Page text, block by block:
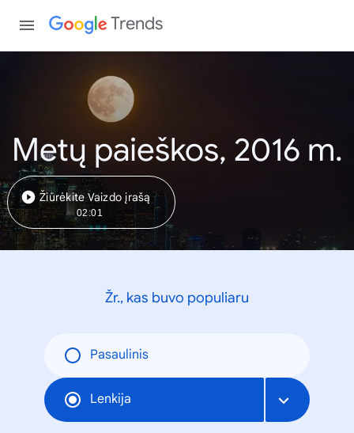
Trends
Metų paieškos, 2016 m.
Žiūrėkite Vaizdo įrašą
02:01
Žr., kas buvo populiaru
Pasaulinis
Lenkija